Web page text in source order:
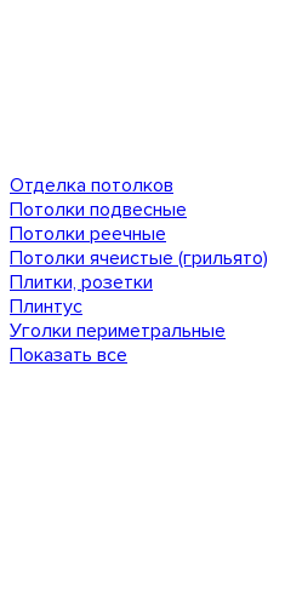
Отделка потолков
Потолки подвесные
Потолки реечные
Потолки ячеистые (грильято)
Плитки, розетки
Плинтус
Уголки периметральные
Показать все